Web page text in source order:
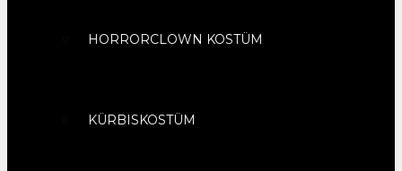
HORRORCLOWN KOSTÜM
KÜRBISKOSTÜM